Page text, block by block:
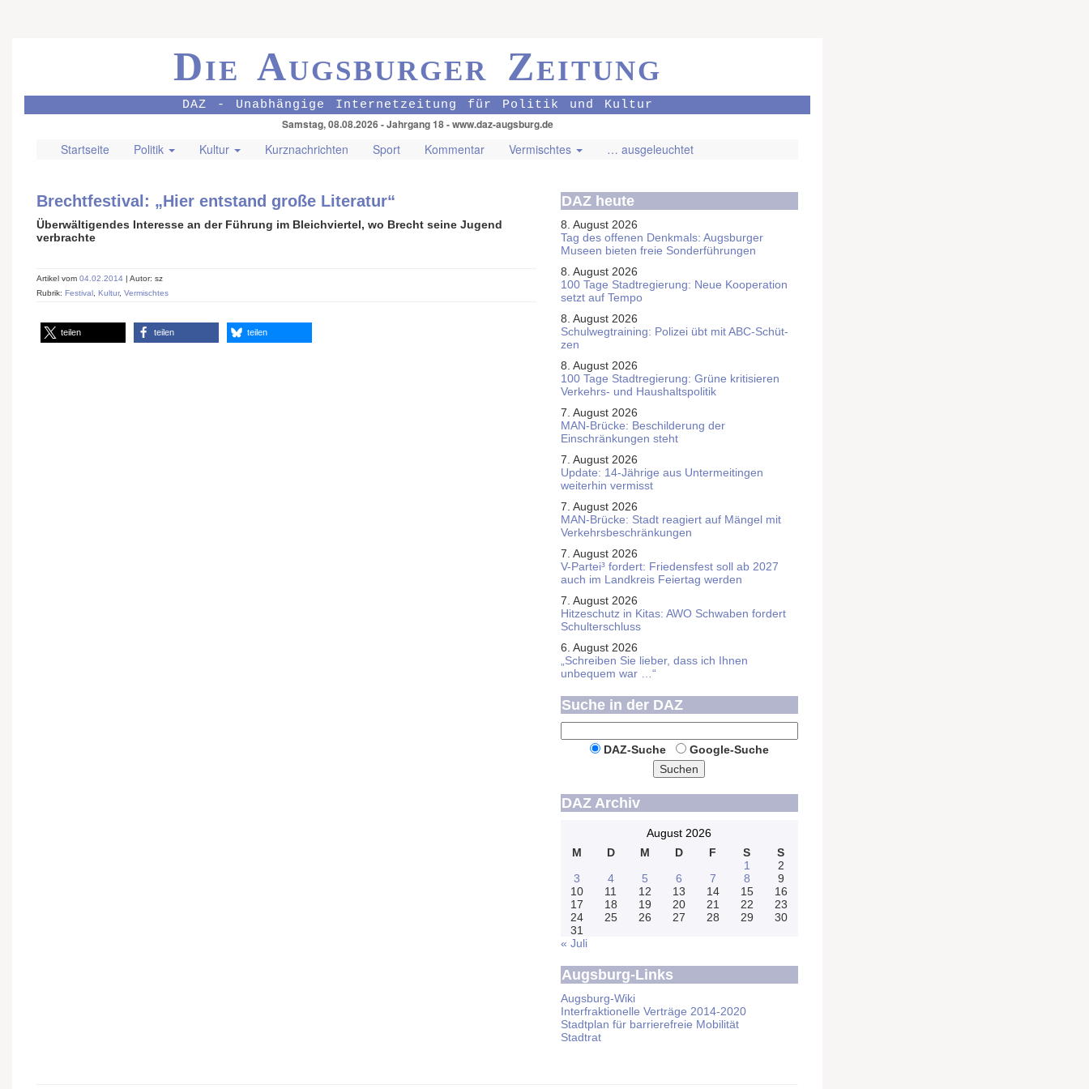
Die Augsburger Zeitung
DAZ - Unabhängige Internetzeitung für Politik und Kultur
Samstag, 08.08.2026 - Jahrgang 18 - www.daz-augsburg.de
Startseite Politik Kultur Kurznachrichten Sport Kommentar Vermischtes … ausgeleuchtet
Brechtfestival: „Hier entstand große Literatur“
Überwältigendes Interesse an der Führung im Bleichviertel, wo Brecht seine Jugend
verbrachte
Artikel vom 04.02.2014 | Autor: sz
Rubrik: Festival Kultur, Vermischtes
teilen teilen teilen
DAZ heute
8. August 2026
Tag des offenen Denkmals: Augsburger
Museen bieten freie Sonderführungen
8. August 2026
100 Tage Stadtregierung: Neue Kooperation
setzt auf Tempo
8. August 2026
Schul­weg­trai­ning: Poli­zei übt mit ABC-Schüt­
zen
8. August 2026
100 Tage Stadtregierung: Grüne kritisieren
Verkehrs- und Haushaltspolitik
7. August 2026
MAN-Brücke: Beschilderung der
Einschränkungen steht
7. August 2026
Update: 14-Jährige aus Untermeitingen
weiterhin vermisst
7. August 2026
MAN-Brücke: Stadt reagiert auf Mängel mit
Verkehrsbeschränkungen
7. August 2026
V-Partei­³ fordert: Friedens­fest soll ab 2027
auch im Land­kreis Feier­tag werden
7. August 2026
Hitzeschutz in Kitas: AWO Schwaben fordert
Schulterschluss
6. August 2026
„Schreiben Sie lieber, dass ich Ihnen
unbequem war …“
Suche in der DAZ
DAZ-Suche
Google-Suche
Suchen
DAZ Archiv
August 2026
M
D M D F S
S
1
2
3
4 5 6 7 8
9
10
11 12 13 14 15
16
17
18 19 20 21 22
23
24
25 26 27 28 29
30
31
« Juli
Augsburg-Links
Augsburg-Wiki
Interfraktionelle Verträge 2014-2020
Stadtplan für barrierefreie Mobilität
Stadtrat